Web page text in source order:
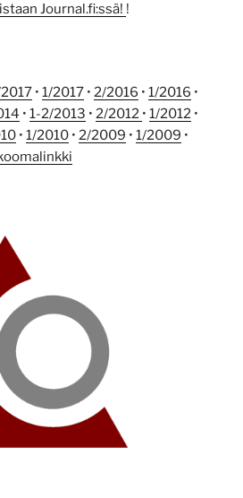
Journal.fi:ssä! !
• 1/2017 • 2/2016 • 1/2016 •
• 1-2/2013 • 2/2012 • 1/2012 •
• 1/2010 • 2/2009 • 1/2009 •